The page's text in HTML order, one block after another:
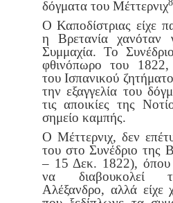
δόγματα του Μέττερνιχ8
Ο Καποδίστριας είχε
η Βρετανία χανόταν
Συμμαχία. Το
φθινόπωρο του 1822,
του Ισπανικού
τηνεξαγγελία του
τις αποικίες της
σημείο καμπής.
O Μέττερνιχ, δεν
του στο Συνέδριο της
– 15 Δεκ. 1822), όπου
να διαβουκολεί
Αλέξανδρο, αλλά είχε